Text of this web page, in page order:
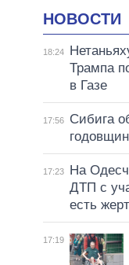
НОВОСТИ
18:24
Трампа
в Газе
17:56
Сибига
17:23
На
ДТП с
есть
17:19